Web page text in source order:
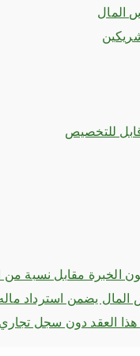
المال
للتخصيص
الخبرة مقابل نسبة من
يضمن استرداد
العقد دون سجل